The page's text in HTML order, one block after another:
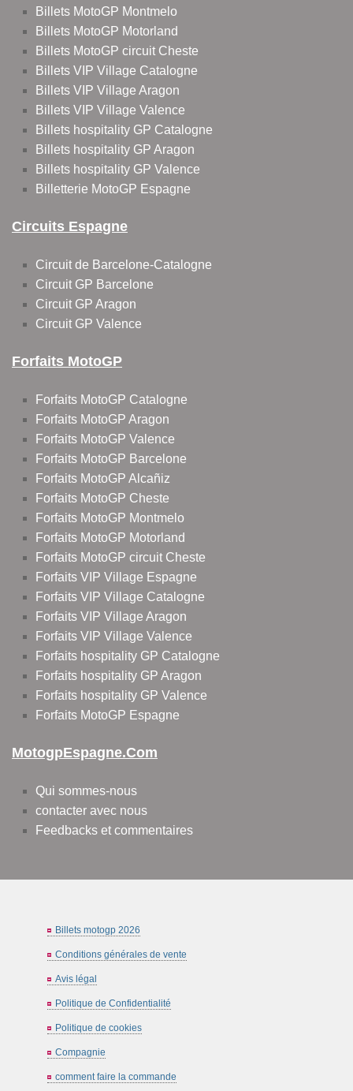
Billets MotoGP Montmelo
Billets MotoGP Motorland
Billets MotoGP circuit Cheste
Billets VIP Village Catalogne
Billets VIP Village Aragon
Billets VIP Village Valence
Billets hospitality GP Catalogne
Billets hospitality GP Aragon
Billets hospitality GP Valence
Billetterie MotoGP Espagne
Circuits Espagne
Circuit de Barcelone-Catalogne
Circuit GP Barcelone
Circuit GP Aragon
Circuit GP Valence
Forfaits MotoGP
Forfaits MotoGP Catalogne
Forfaits MotoGP Aragon
Forfaits MotoGP Valence
Forfaits MotoGP Barcelone
Forfaits MotoGP Alcañiz
Forfaits MotoGP Cheste
Forfaits MotoGP Montmelo
Forfaits MotoGP Motorland
Forfaits MotoGP circuit Cheste
Forfaits VIP Village Espagne
Forfaits VIP Village Catalogne
Forfaits VIP Village Aragon
Forfaits VIP Village Valence
Forfaits hospitality GP Catalogne
Forfaits hospitality GP Aragon
Forfaits hospitality GP Valence
Forfaits MotoGP Espagne
MotogpEspagne.com
Qui sommes-nous
contacter avec nous
Feedbacks et commentaires
Billets motogp 2026
Conditions générales de vente
Avis légal
Politique de Confidentialité
Politique de cookies
Compagnie
comment faire la commande